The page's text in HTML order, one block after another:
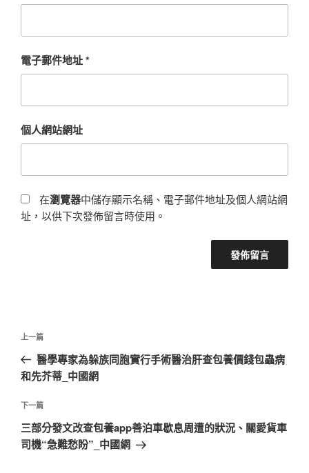
電子郵件地址*
個人網站網址
在瀏覽器中儲存顯示名稱、電子郵件地址及個人網站網
址，以供下次發佈留言時使用。
文
導
覽
上
一
篇
章
上一篇
醫學專家為躲族同胞實行手術醫治肝查包養價錢包蟲病
和先芥蒂_中國網
下
一
篇
下一篇
三部分發文改查包養app善泊車歇息周遭的狀況、關愛貨車
司機“急難愁盼”_中國網